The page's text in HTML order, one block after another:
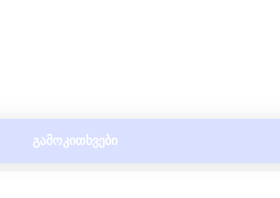
ᲒᲐᲛᲝᲙᲘᲗᲮᲕᲔᲑᲘ